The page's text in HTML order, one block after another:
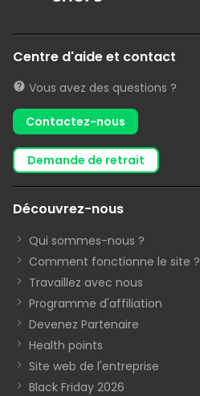
Centre d'aide et contact
Vous avez des questions ?
Contactez-nous
demande de retrait
Découvrez-nous
Qui sommes-nous ?
Comment fonctionne le site ?
Travaillez avec nous
Programme d'affiliation
Devenez Partenaire
Health points
Site web de l'entreprise
Black Friday 2026